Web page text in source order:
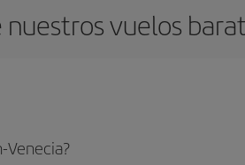
vuelos
Venecia?